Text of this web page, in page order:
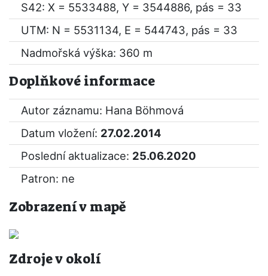
S42: X = 5533488, Y = 3544886, pás = 33
UTM: N = 5531134, E = 544743, pás = 33
Nadmořská výška: 360 m
Doplňkové informace
Autor záznamu: Hana Böhmová
Datum vložení: 27.02.2014
Poslední aktualizace: 25.06.2020
Patron: ne
Zobrazení v mapě
Zdroje v okolí